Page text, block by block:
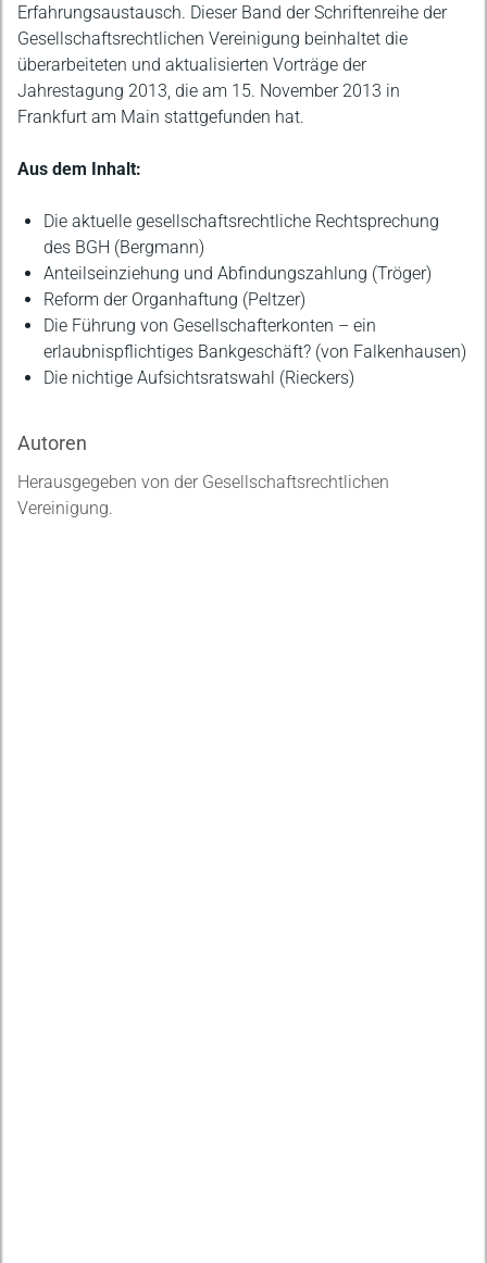
Erfahrungsaustausch. Dieser Band der Schriftenreihe der
Gesellschaftsrechtlichen Vereinigung beinhaltet die
überarbeiteten und aktualisierten Vorträge der
Jahrestagung 2013, die am 15. November 2013 in
Frankfurt am Main stattgefunden hat.
Aus dem Inhalt:
Die aktuelle gesellschaftsrechtliche Rechtsprechung
des BGH (Bergmann)
Anteilseinziehung und Abfindungszahlung (Tröger)
Reform der Organhaftung (Peltzer)
Die Führung von Gesellschafterkonten – ein
erlaubnispflichtiges Bankgeschäft? (von Falkenhausen)
Die nichtige Aufsichtsratswahl (Rieckers)
Autoren
Herausgegeben von der Gesellschaftsrechtlichen
Vereinigung.